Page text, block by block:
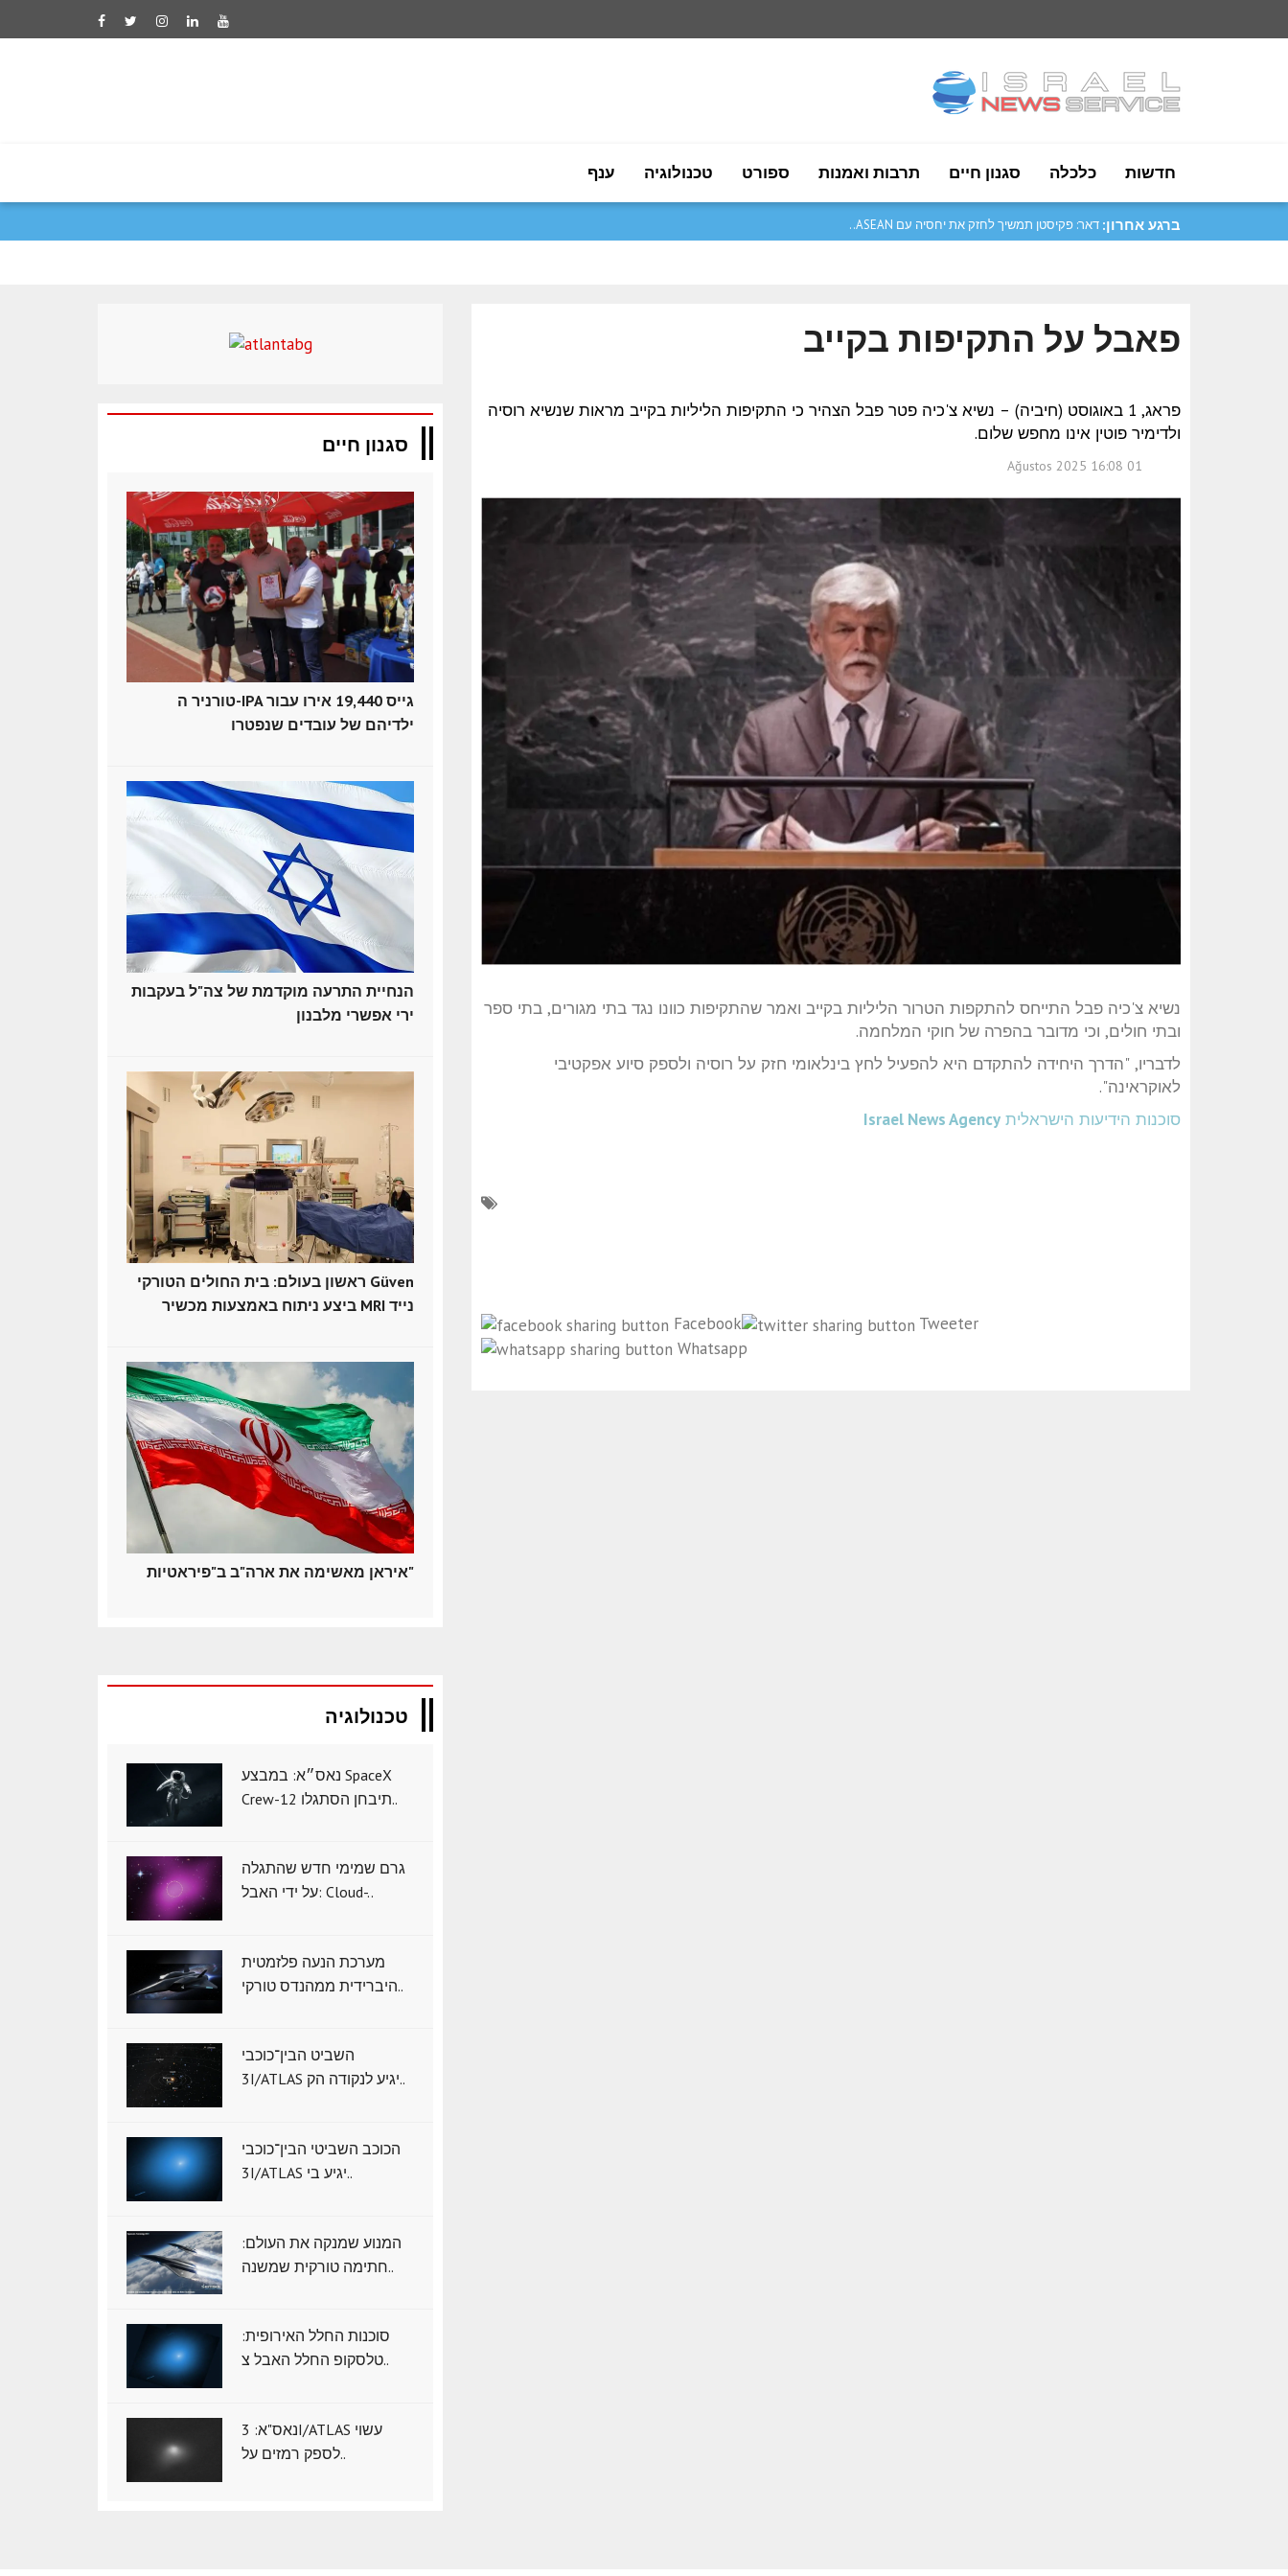
ענף טכנולוגיה ספורט תרבות ואמנות סגנון חיים כלכלה חדשות
ברגע אחרון: דאר: פקיסטן תמשיך לחזק את יחסיה עם ASEAN..
פאבל על התקיפות בקייב
פראג, 1 באוגוסט (חיביה) – נשיא צ'כיה פטר פבל הצהיר כי התקיפות הליליות בקייב מראות שנשיא רוסיה
ולדימיר פוטין אינו מחפש שלום.
01 Ağustos 2025 16:08
נשיא צ'כיה פבל התייחס להתקפות הטרור הליליות בקייב ואמר שהתקיפות כוונו נגד בתי מגורים, בתי ספר
ובתי חולים, וכי מדובר בהפרה של חוקי המלחמה.
לדבריו, "הדרך היחידה להתקדם היא להפעיל לחץ בינלאומי חזק על רוסיה ולספק סיוע אפקטיבי
לאוקראינה".
סוכנות הידיעות הישראלית Israel News Agency
Facebook
Tweeter
Whatsapp
סגנון חיים
טורניר ה-IPA גייס 19,440 אירו עבור
ילדיהם של עובדים שנפטרו
הנחיית התרעה מוקדמת של צה"ל בעקבות
ירי אפשרי מלבנון
ראשון בעולם: בית החולים הטורקי Güven
ביצע ניתוח באמצעות מכשיר MRI נייד
איראן מאשימה את ארה"ב ב"פיראטיות"
טכנולוגיה
נאס״א: במבצע SpaceX
Crew-12 תיבחן הסתגלו..
גרם שמימי חדש שהתגלה
על ידי האבל: Cloud-..
מערכת הנעה פלזמטית
היברידית ממהנדס טורקי..
השביט הבין־כוכבי
3I/ATLAS יגיע לנקודה הק..
הכוכב השביטי הבין־כוכבי
3I/ATLAS יגיע בי..
המנוע שמנקה את העולם:
חתימה טורקית שמשנה..
סוכנות החלל האירופית:
טלסקופ החלל האבל צ..
נאס"א: ‏3I/ATLAS עשוי
לספק רמזים על..